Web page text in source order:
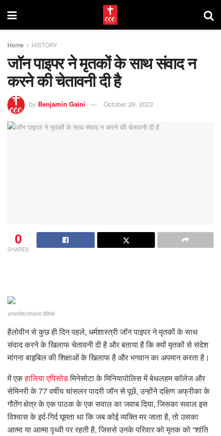
Home HISTORY
जॉन पाइपर ने मृतकों के साथ संवाद न
करने की चेतावनी दी है
by Benjamin Gaini October 29, 2023
0
SHARES
अनस्प्लैश/स्टेफ़ानो पोलियो
हैलोवीन से कुछ ही दिन पहले, धर्मशास्त्री जॉन पाइपर ने मृतकों के साथ
संवाद करने के खिलाफ चेतावनी दी है और बताया है कि क्यों मृतकों से संदेश
मांगना बाइबिल की शिक्षाओं के खिलाफ है और भगवान का अपमान करता है।
में एकहालिया एपिसोडमिनेसोटा के मिनियापोलिस में बेथलहम कॉलेज और
सेमिनरी के 77 वर्षीय चांसलर पादरी जॉन से पूछें, उन्होंने दक्षिण अफ्रीका के
गौतेंग क्षेत्र के एक पाठक के एक सवाल का जवाब दिया, जिसका सवाल इस
विश्वास के इर्द-गिर्द घूमता था कि जब कोई व्यक्ति मर जाता है, तो उसका
आत्मा या आत्मा पृथ्वी पर रहती है, जिससे उनके परिवार को मृतक को “शांति